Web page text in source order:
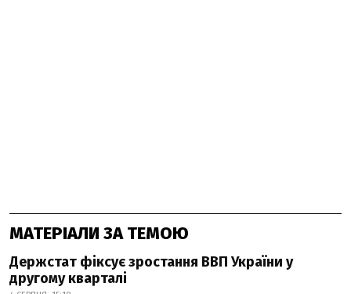
МАТЕРІАЛИ ЗА ТЕМОЮ
Держстат фіксує зростання ВВП України у
другому кварталі